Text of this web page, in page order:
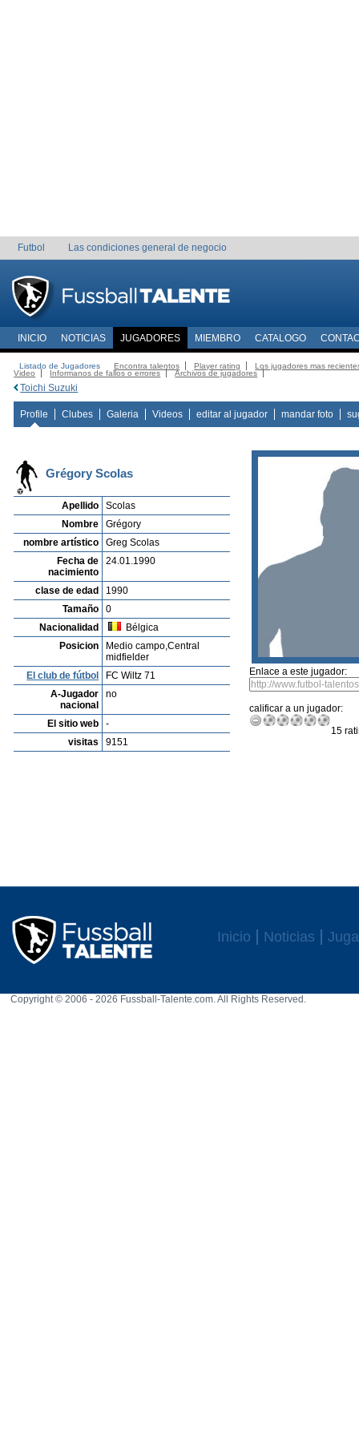
Futbol Las condiciones general de negocio
INICIO NOTICIAS JUGADORES MIEMBRO CATALOGO
Listado de Jugadores Encontra talentos Player rating
Los jugadores mas
Video
Informanos de fallos o errores Archivos de jugadores
Toichi Suzuki
Profile Clubes Galeria Videos editar al jugador mandar foto
Grégory Scolas
Apellido
Scolas
Nombre
Grégory
nombre artístico
Greg Scolas
Fecha de
nacimiento
24.01.1990
clase de edad
1990
Tamaño
0
Nacionalidad
Bélgica
Posicion
Medio campo,Central
midfielder
El club de fútbol
FC Wiltz 71
A-Jugador
nacional
no
El sitio web
-
visitas
9151
Enlace a este jugador:
calificar a un jugador:
15
Inicio Noticias
Copyright © 2006 - 2026 Fussball-Talente.com. All Rights Reserved.